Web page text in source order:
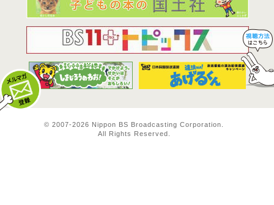
© 2007-2026 Nippon BS Broadcasting Corporation.
All Rights Reserved.